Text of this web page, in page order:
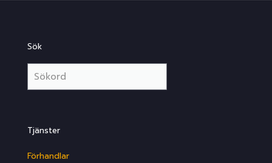
Sök
Tjänster
Förhandlar